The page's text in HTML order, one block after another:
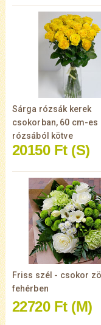
Sárga rózsák kerek
csokorban, 60 cm-es
rózsából kötve
20150 Ft (S)
Friss szél - csokor
fehérben
22720 Ft (M)